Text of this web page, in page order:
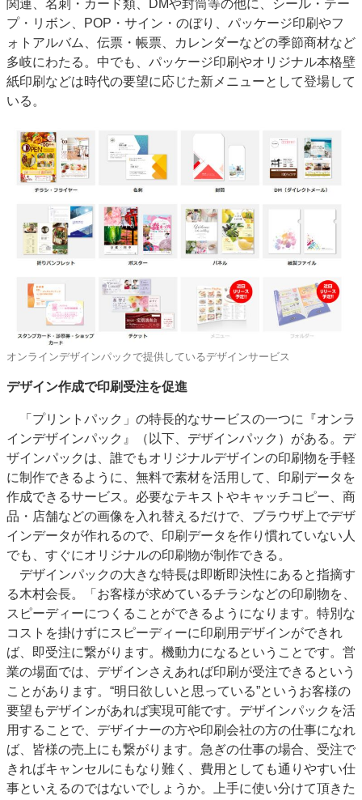
関連、名刺・カード類、DMや封筒等の他に、シール・テー
プ・リボン、POP・サイン・のぼり、パッケージ印刷やフ
ォトアルバム、伝票・帳票、カレンダーなどの季節商材など
多岐にわたる。中でも、パッケージ印刷やオリジナル本格壁
紙印刷などは時代の要望に応じた新メニューとして登場して
いる。
オンラインデザインパックで提供しているデザインサービス
デザイン作成で印刷受注を促進
「プリントパック」の特長的なサービスの一つに『オンラ
インデザインパック』（以下、デザインパック）がある。デ
ザインパックは、誰でもオリジナルデザインの印刷物を手軽
に制作できるように、無料で素材を活用して、印刷データを
作成できるサービス。必要なテキストやキャッチコピー、商
品・店舗などの画像を入れ替えるだけで、ブラウザ上でデザ
インデータが作れるので、印刷データを作り慣れていない人
でも、すぐにオリジナルの印刷物が制作できる。
デザインパックの大きな特長は即断即決性にあると指摘す
る木村会長。「お客様が求めているチラシなどの印刷物を、
スピーディーにつくることができるようになります。特別な
コストを掛けずにスピーディーに印刷用デザインができれ
ば、即受注に繋がります。機動力になるということです。営
業の場面では、デザインさえあれば印刷が受注できるという
ことがあります。“明日欲しいと思っている”というお客様の
要望もデザインがあれば実現可能です。デザインパックを活
用することで、デザイナーの方や印刷会社の方の仕事になれ
ば、皆様の売上にも繋がります。急ぎの仕事の場合、受注で
きればキャンセルにもなり難く、費用としても通りやすい仕
事といえるのではないでしょうか。上手に使い分けて頂きた